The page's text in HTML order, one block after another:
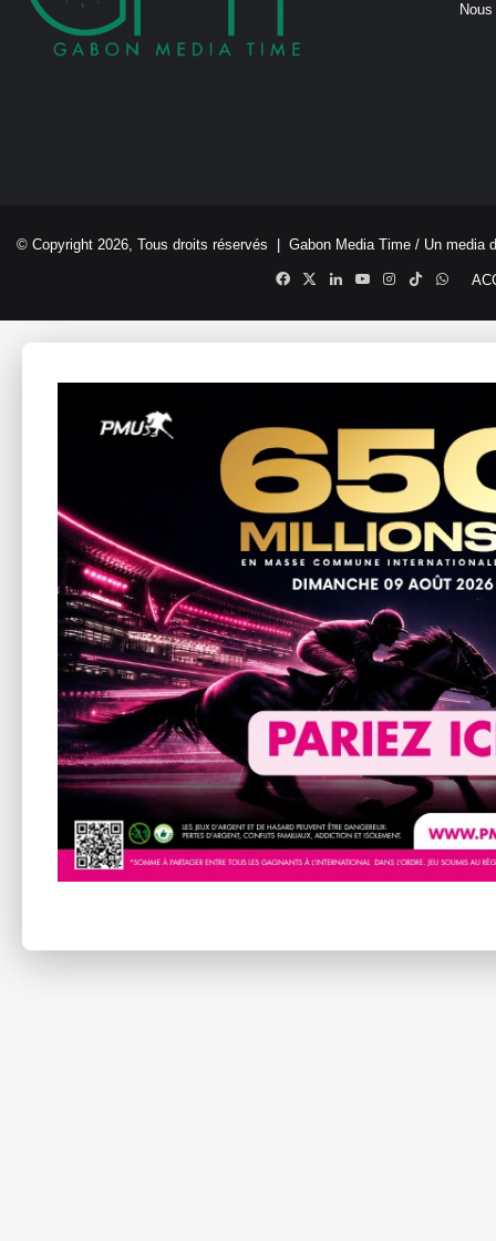
© Copyright 2026, Tous droits réservés | Gabon Media Time / Un media
Facebook
X LinkedinYouTubeInstagram
TikTok